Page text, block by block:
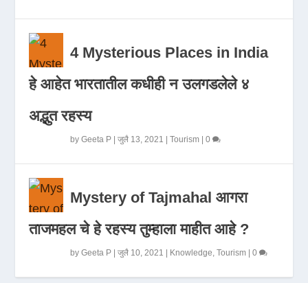
4 Mysterious Places in India
हे आहेत भारतातील कधीही न उलगडलेले ४
अद्भुत रहस्य
byGeeta P |जुलै 13, 2021 |Tourism |0
Mystery of Tajmahal आगरा
ताजमहल चे हे रहस्य तुम्हाला माहीत आहे ?
byGeeta P |जुलै 10, 2021 | Knowledge ,Tourism |0